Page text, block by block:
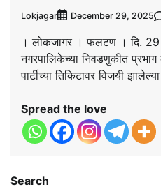
Lokjagar December 29, 2025
। लोकजागर । फलटण । दि.
नगरपालिकेच्या निवडणुकीत
पार्टीच्या तिकिटावर विजयी
Spread the love
Search